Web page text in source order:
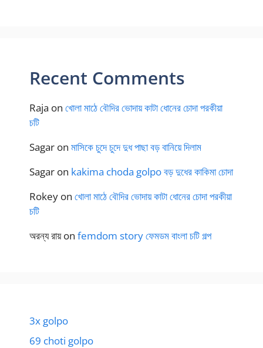
Recent Comments
Raja on খোলা মাঠে বৌদির ভোদায় কাটা ধোনের চোদা পরকীয়া
চটি
Sagar on মাসিকে চুদে চুদে দুধ পাছা বড় বানিয়ে দিলাম
Sagar on kakima choda golpo বড় দুধের কাকিমা চোদা
Rokey on খোলা মাঠে বৌদির ভোদায় কাটা ধোনের চোদা পরকীয়া
চটি
অরন্য রায়on femdom story ফেমডম বাংলা চটি গল্প
3x golpo
69 choti golpo